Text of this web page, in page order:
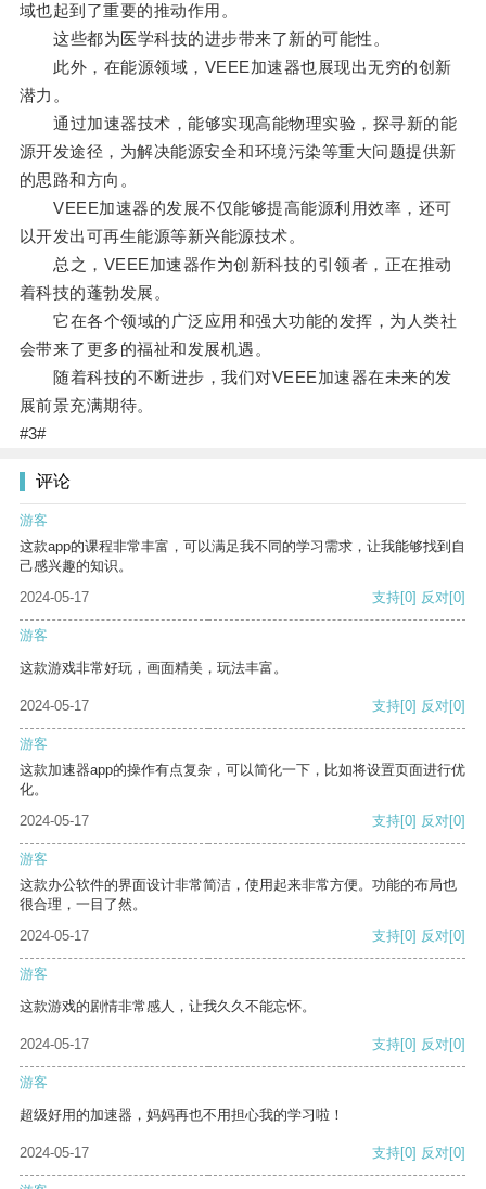
域也起到了重要的推动作用。
这些都为医学科技的进步带来了新的可能性。
此外，在能源领域，VEEE加速器也展现出无穷的创新
潜力。
通过加速器技术，能够实现高能物理实验，探寻新的能
源开发途径，为解决能源安全和环境污染等重大问题提供新
的思路和方向。
VEEE加速器的发展不仅能够提高能源利用效率，还可
以开发出可再生能源等新兴能源技术。
总之，VEEE加速器作为创新科技的引领者，正在推动
着科技的蓬勃发展。
它在各个领域的广泛应用和强大功能的发挥，为人类社
会带来了更多的福祉和发展机遇。
随着科技的不断进步，我们对VEEE加速器在未来的发
展前景充满期待。
#3#
评论
游客
这款app的课程非常丰富，可以满足我不同的学习需求，让我能够找到自
己感兴趣的知识。
2024-05-17
支持[0] 反对[0]
游客
这款游戏非常好玩，画面精美，玩法丰富。
2024-05-17 支持[0] 反对[0]
游客
这款加速器app的操作有点复杂，可以简化一下，比如将设置页面进行优
化。
2024-05-17
支持[0] 反对[0]
游客
这款办公软件的界面设计非常简洁，使用起来非常方便。功能的布局也
很合理，一目了然。
2024-05-17
支持[0] 反对[0]
游客
这款游戏的剧情非常感人，让我久久不能忘怀。
2024-05-17 支持[0] 反对[0]
游客
超级好用的加速器，妈妈再也不用担心我的学习啦！
2024-05-17 支持[0] 反对[0]